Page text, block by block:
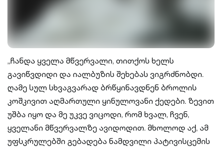
„ჩანდა ყველა მწვერვალი, თითქოს ხელს
გავიწვდიდი და იალბუზის შეხებას ვიგრძნობდი.
ღამე სულ სხვაგვარად ბრწყინავდნენ ბროლის
კოშკივით აღმართული ყინულოვანი ქედები. ზევით
უშბა იყო და მე უკვე ვიცოდი, რომ ხვალ, ჩვენ,
ყველანი მწვერვალზე ავიდოდით. მხოლოდ აქ, ამ
უფსკრულებში გებადება ნამდვილი პატივისცემის